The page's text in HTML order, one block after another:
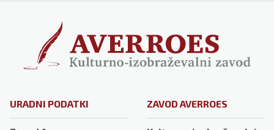
URADNI PODATKI ZAVOD AVERROES